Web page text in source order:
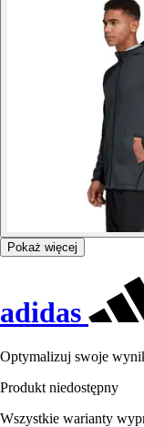
Pokaż więcej
adidas
Optymalizuj swoje
Produkt niedostępny
Wszystkie warianty